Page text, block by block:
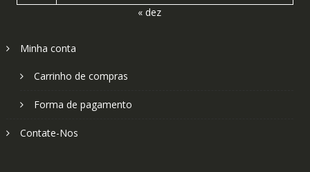
« dez
Minha conta
Carrinho de compras
Forma de pagamento
Contate-Nos